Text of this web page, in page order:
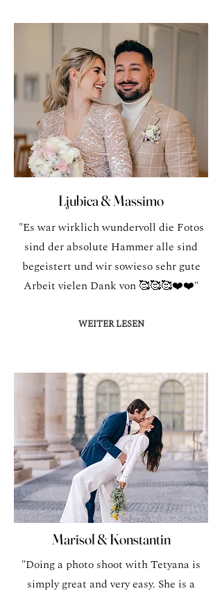
Ljubica & Massimo
"Es war wirklich wundervoll die Fotos
sind der absolute Hammer alle sind
begeistert und wir sowieso sehr gute
Arbeit vielen Dank von 🥰🥰🥰❤️❤️"
WEITER LESEN
Marisol & Konstantin
"Doing a photo shoot with Tetyana is
simply great and very easy. She is a